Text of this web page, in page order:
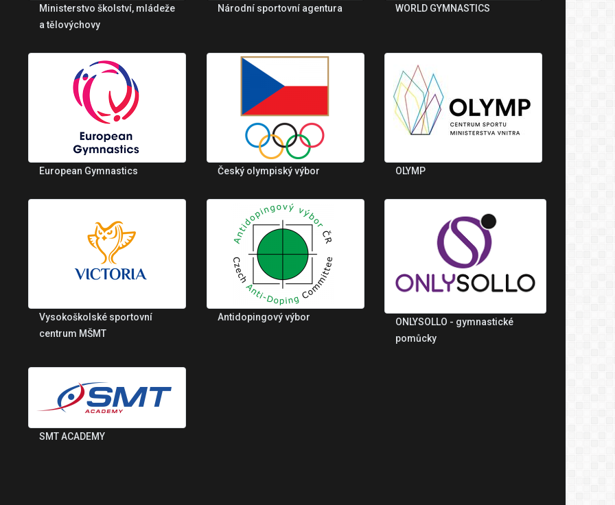
Ministerstvo školství, mládeže
a tělovýchovy
Národní sportovní agentura WORLD GYMNASTICS
European Gymnastics Český olympiský výbor OLYMP
Vysokoškolské sportovní
centrum MŠMT
Antidopingový výbor
ONLYSOLLO - gymnastické
pomůcky
SMT ACADEMY